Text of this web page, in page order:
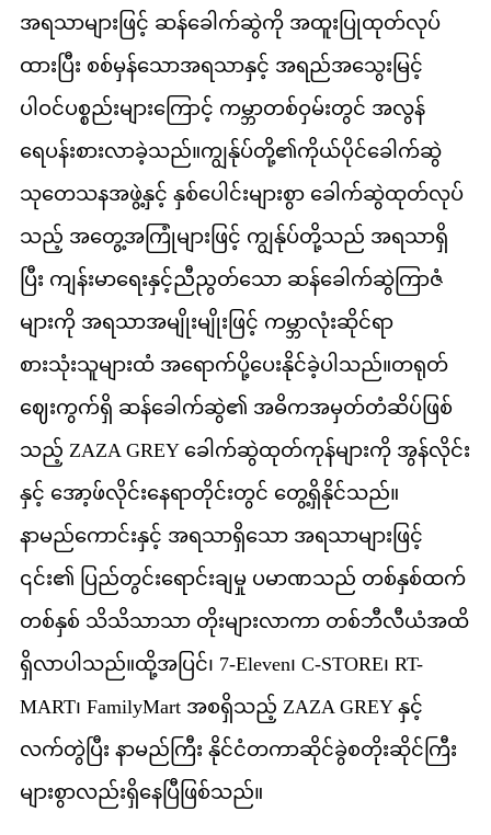
အရသာများဖြင့် ဆန်ခေါက်ဆွဲကို အထူးပြုထုတ်လုပ်
ထားပြီး စစ်မှန်သောအရသာနှင့် အရည်အသွေးမြင့်
ပါဝင်ပစ္စည်းများကြောင့် ကမ္ဘာတစ်ဝှမ်းတွင် အလွန်
ရေပန်းစားလာခဲ့သည်။ကျွန်ုပ်တို့၏ကိုယ်ပိုင်ခေါက်ဆွဲ
သုတေသနအဖွဲ့နှင့် နှစ်ပေါင်းများစွာ ခေါက်ဆွဲထုတ်လုပ်
သည့် အတွေ့အကြုံများဖြင့် ကျွန်ုပ်တို့သည် အရသာရှိ
ပြီး ကျန်းမာရေးနှင့်ညီညွတ်သော ဆန်ခေါက်ဆွဲကြာဇံ
များကို အရသာအမျိုးမျိုးဖြင့် ကမ္ဘာလုံးဆိုင်ရာ
စားသုံးသူများထံ အရောက်ပို့ပေးနိုင်ခဲ့ပါသည်။တရုတ်
ဈေးကွက်ရှိ ဆန်ခေါက်ဆွဲ၏ အဓိကအမှတ်တံဆိပ်ဖြစ်
သည့် ZAZA GREY ခေါက်ဆွဲထုတ်ကုန်များကို အွန်လိုင်း
နှင့် အော့ဖ်လိုင်းနေရာတိုင်းတွင် တွေ့ရှိနိုင်သည်။
နာမည်ကောင်းနှင့် အရသာရှိသော အရသာများဖြင့်
၎င်း၏ ပြည်တွင်းရောင်းချမှု ပမာဏသည် တစ်နှစ်ထက်
တစ်နှစ် သိသိသာသာ တိုးများလာကာ တစ်ဘီလီယံအထိ
ရှိလာပါသည်။ထို့အပြင်၊ 7-Eleven၊ C-STORE၊ RT-
MART၊ FamilyMart အစရှိသည့် ZAZA GREY နှင့်
လက်တွဲပြီး နာမည်ကြီး နိုင်ငံတကာဆိုင်ခွဲစတိုးဆိုင်ကြီး
များစွာလည်းရှိနေပြီဖြစ်သည်။